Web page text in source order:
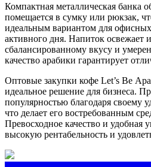
Компактная металлическая банка
помещается в сумку или рюкзак,
идеальным вариантом для
активного дня. Напиток освежает
сбалансированному вкусу и
качество арабики гарантирует
Оптовые закупки кофе Let’s Be
идеальное решение для бизнеса.
популярностью благодаря своему
что делает его востребованным
Превосходное качество и удобная
высокую рентабельность и